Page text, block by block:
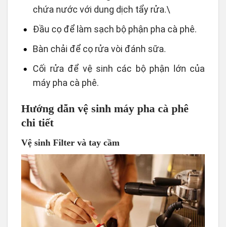
chứa nước với dung dịch tẩy rửa.\
Đầu cọ để làm sạch bộ phận pha cà phê.
Bàn chải để cọ rửa vòi đánh sữa.
Cối rửa để vệ sinh các bộ phận lớn của
máy pha cà phê.
Hướng dẫn vệ sinh máy pha cà phê
chi tiết
Vệ sinh Filter và tay cầm